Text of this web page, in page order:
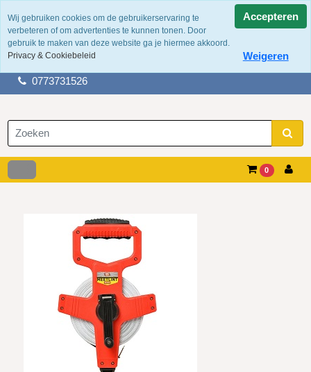
100 jaar ervaring
Fysieke winkel in tegelen
0773731526
0
Wij gebruiken cookies om de gebruikerservaring te
verbeteren of om advertenties te kunnen tonen. Door
gebruik te maken van deze website ga je hiermee akkoord.
Privacy & Cookiebeleid
Accepteren
Weigeren